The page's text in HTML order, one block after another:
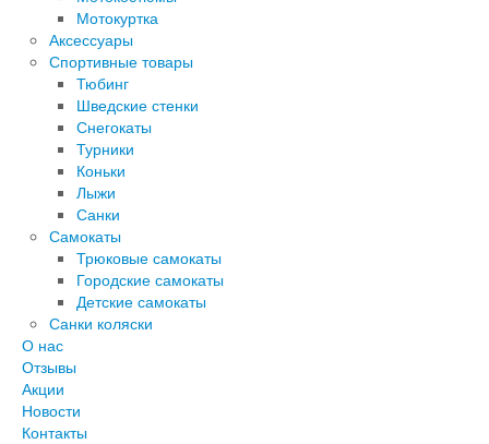
Мотокуртка
Аксессуары
Спортивные товары
Тюбинг
Шведские стенки
Снегокаты
Турники
Коньки
Лыжи
Санки
Самокаты
Трюковые самокаты
Городские самокаты
Детские самокаты
Санки коляски
О нас
Отзывы
Акции
Новости
Контакты